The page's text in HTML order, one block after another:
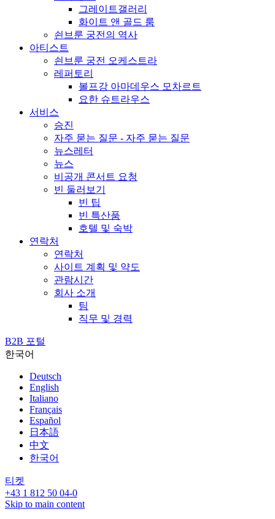
그레이트갤러리
화이트 앤 골드 룸
쇤브룬 궁전의 역사
아티스트
쇤브룬 궁전 오케스트라
레퍼토리
볼프강 아마데우스 모차르트
요한 슈트라우스
서비스
승진
자주 묻는 질문 - 자주 묻는 질문
뉴스레터
뉴스
비공개 콘서트 요청
빈 둘러보기
빈 팁
빈 특산품
호텔 및 숙박
연락처
연락처
사이트 계획 및 약도
관람시간
회사 소개
팀
직무 및 경력
B2B 포털
한국어
Deutsch
English
Italiano
Français
Español
日本語
中文
한국어
티켓
+43 1 812 50 04-0
Skip to main content